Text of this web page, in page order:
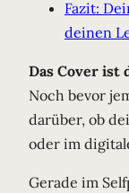
Fazit:
deinen
Das Cover ist
Noch bevor
darüber, ob
oder im
Gerade im